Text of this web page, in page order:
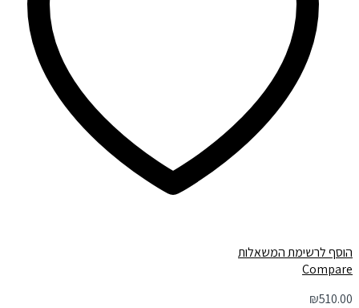
הוסף לרשימת המשאלות
Compare
₪510.00